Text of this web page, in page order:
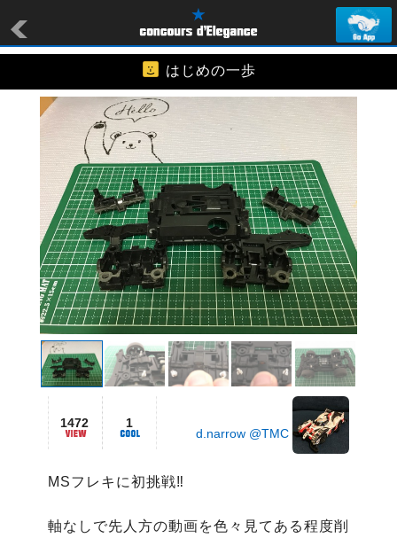
はじめの一歩
1472 1
d.narrow @TMC
MSフレキに初挑戦‼️
軸なしで先人方の動画を色々見てある程度削